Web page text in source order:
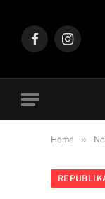
Facebook
Home »